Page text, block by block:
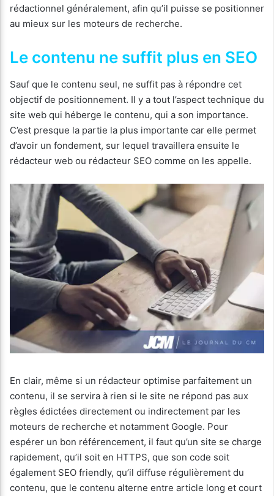
rédactionnel généralement, afin qu’il puisse se positionner
au mieux sur les moteurs de recherche.
Le contenu ne suffit plus en SEO
Sauf que le contenu seul, ne suffit pas à répondre cet
objectif de positionnement. Il y a tout l’aspect technique du
site web qui héberge le contenu, qui a son importance.
C’est presque la partie la plus importante car elle permet
d’avoir un fondement, sur lequel travaillera ensuite le
rédacteur web ou rédacteur SEO comme on les appelle.
En clair, même si un rédacteur optimise parfaitement un
contenu, il se servira à rien si le site ne répond pas aux
règles édictées directement ou indirectement par les
moteurs de recherche et notamment Google. Pour
espérer un bon référencement, il faut qu’un site se charge
rapidement, qu’il soit en HTTPS, que son code soit
également SEO friendly, qu’il diffuse régulièrement du
contenu, que le contenu alterne entre article long et court